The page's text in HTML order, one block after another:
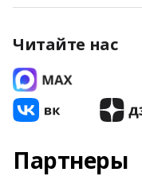
Читайте нас
Партнеры